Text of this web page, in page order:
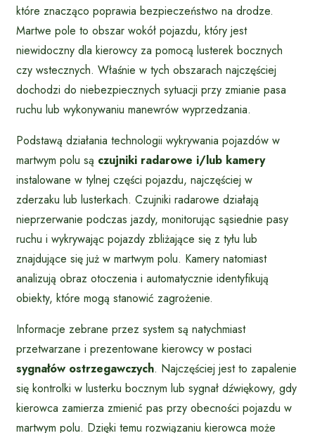
które znacząco poprawia bezpieczeństwo na drodze.
Martwe pole to obszar wokół pojazdu, który jest
niewidoczny dla kierowcy za pomocą lusterek bocznych
czy wstecznych. Właśnie w tych obszarach najczęściej
dochodzi do niebezpiecznych sytuacji przy zmianie pasa
ruchu lub wykonywaniu manewrów wyprzedzania.
Podstawą działania technologii wykrywania pojazdów w
martwym polu są czujniki radarowe i/lub kamery
instalowane w tylnej części pojazdu, najczęściej w
zderzaku lub lusterkach. Czujniki radarowe działają
nieprzerwanie podczas jazdy, monitorując sąsiednie pasy
ruchu i wykrywając pojazdy zbliżające się z tyłu lub
znajdujące się już w martwym polu. Kamery natomiast
analizują obraz otoczenia i automatycznie identyfikują
obiekty, które mogą stanowić zagrożenie.
Informacje zebrane przez system są natychmiast
przetwarzane i prezentowane kierowcy w postaci
sygnałów ostrzegawczych. Najczęściej jest to zapalenie
się kontrolki w lusterku bocznym lub sygnał dźwiękowy, gdy
kierowca zamierza zmienić pas przy obecności pojazdu w
martwym polu. Dzięki temu rozwiązaniu kierowca może